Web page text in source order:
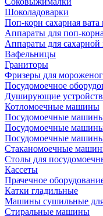
Шоколадоварки
Поп-корн сахарная
Аппараты для поп-корна
Аппараты для сахарной
Вафельницы
Граниторы
Фризеры для
Посудомоечное
Душирующие
Котломоечные машины
Посудомоечные
Посудомоечные машины
Посудомоечные
Стаканомоечные
Столы для
Кассеты
Прачечное
Катки гладильные
Машины сушильные
Стиральные машины